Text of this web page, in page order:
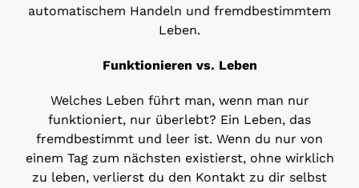
automatischem Handeln und fremdbestimmtem
Leben.
Funktionieren vs. Leben
Welches Leben führt man, wenn man nur
funktioniert, nur überlebt? Ein Leben, das
fremdbestimmt und leer ist. Wenn du nur von
einem Tag zum nächsten existierst, ohne wirklich
zu leben, verlierst du den Kontakt zu dir selbst